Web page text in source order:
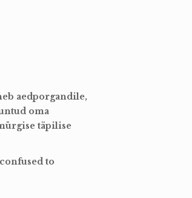
aedporgandile,
oma
täpilise
to